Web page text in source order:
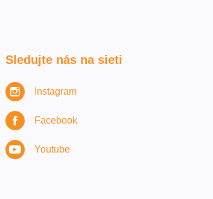
Sledujte nás na sieti
Instagram
Facebook
Youtube